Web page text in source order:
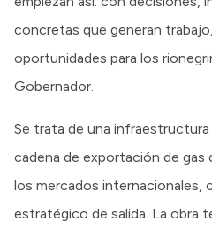
concretas que generan
oportunidades para los
Gobernador.
Se trata de una
cadena de exportación de gas
los mercados internacionales,
estratégico de salida. La obra